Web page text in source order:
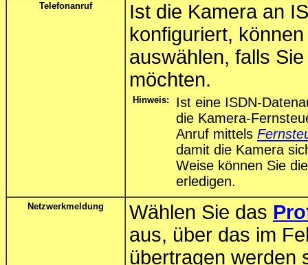
Telefonanruf
Ist die Kamera an
konfiguriert,
auswählen, falls
möchten.
Hinweis:
Ist eine ISDN-
die Kamera-
Anruf mittels
damit die Kamera
Weise können Sie
erledigen.
Netzwerkmeldung Wählen Sie das
aus, über das im
übertragen werden